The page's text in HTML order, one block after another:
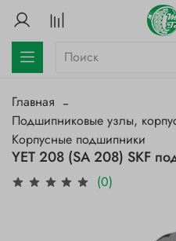
Главная
Подшипниковые узлы,
Корпусные подшипники
YET 208 (SA 208) SKF
(0)